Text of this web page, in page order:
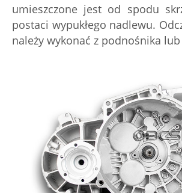
umieszczone jest od spodu
postaci wypukłego nadlewu.
należy wykonać z podnośnika lub